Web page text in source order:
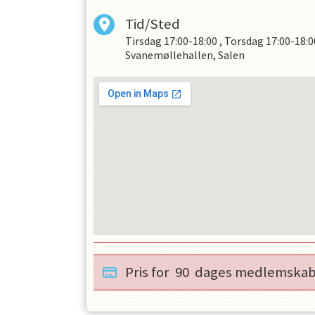
Tid/Sted
Tirsdag 17:00-18:00 , Torsdag 17:00-
Svanemøllehallen, Salen
Pris for 90 dages